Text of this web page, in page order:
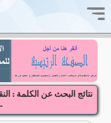
نتائج البحث عن الكلمة :